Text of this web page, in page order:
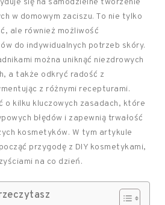
się na samodzielne tworzenie
w domowym zaciszu. To nie tylko
ale również możliwość
do indywidualnych potrzeb skóry.
można uniknąć niezdrowych
a także odkryć radość z
z różnymi recepturami.
o kilku kluczowych zasadach, które
błędów i zapewnią trwałość
kosmetyków. W tym artykule
przygodę z DIY kosmetykami,
na co dzień.